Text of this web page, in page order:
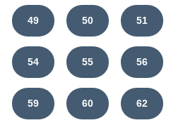
49 50 51
54 55 56
59 60 62